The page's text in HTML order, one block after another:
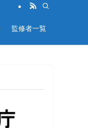
監修者一覧